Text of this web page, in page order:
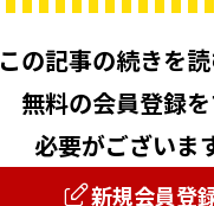
この記事の続きを
無料の会員登録
必要がございます
新規会員登